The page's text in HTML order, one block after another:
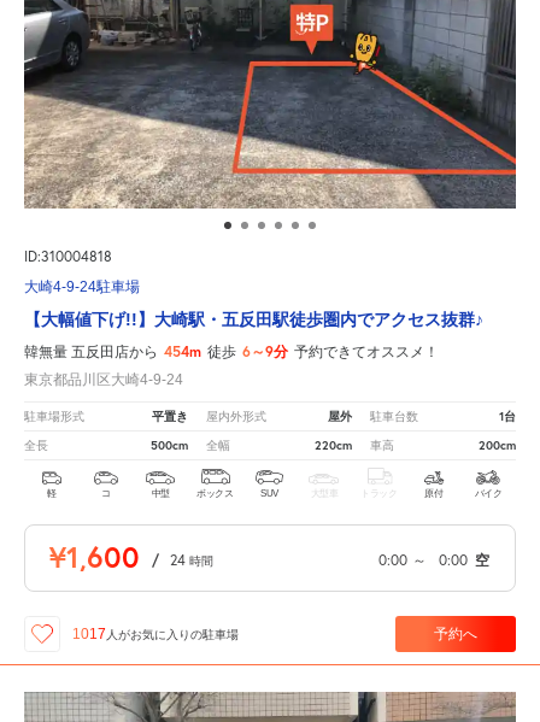
ID:310004818
大崎4-9-24駐車場
【大幅値下げ!!】大崎駅・五反田駅徒歩圏内でアクセス抜群♪
韓無量 五反田店から 454m 徒歩 6～9分 予約できてオススメ！
東京都品川区大崎4-9-24
駐車場形式 平置き 屋内外形式 屋外 駐車台数 1台
全長 500cm 全幅 220cm 車高 200cm
軽 コ 中型 ボックス SUV 大型車 トラック 原付 バイク
¥1,600 / 24 時間 0:00 ～ 0:00 空
1017 人がお気に入りの駐車場 予約へ